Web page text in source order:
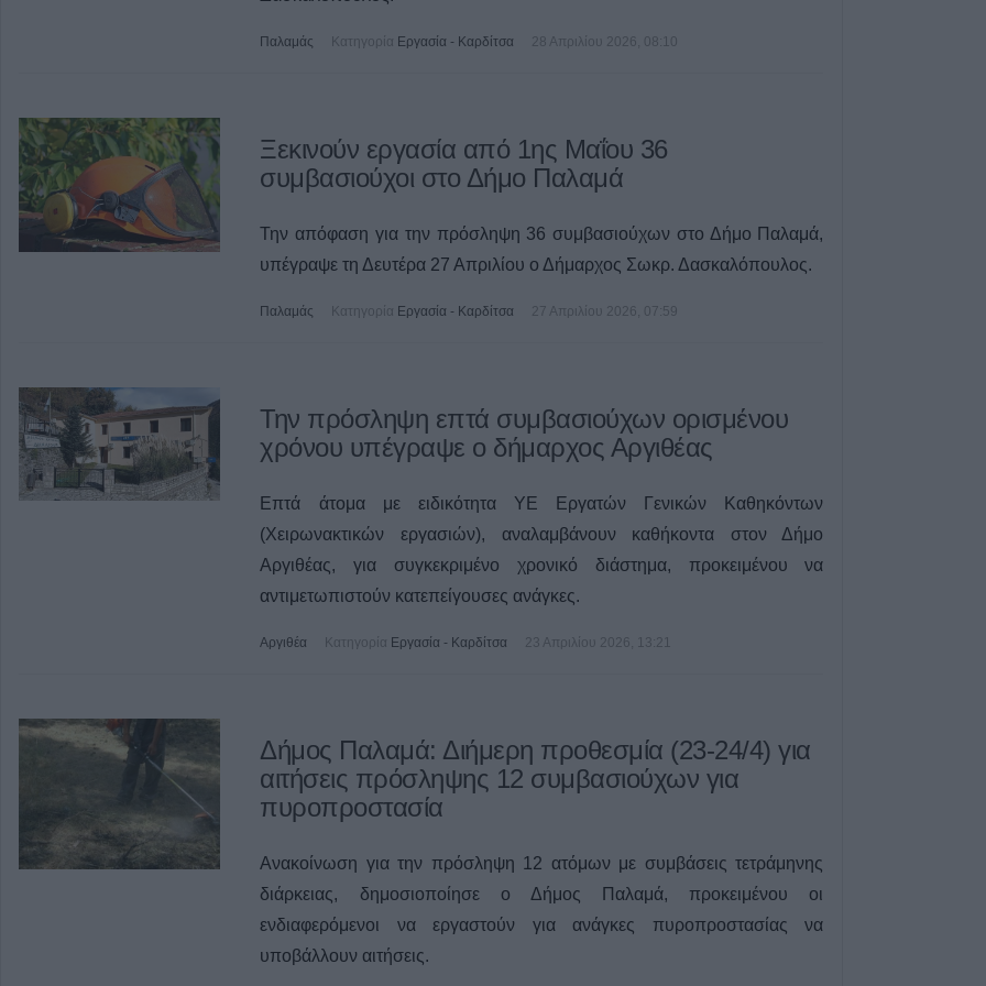
Παλαμάς Κατηγορία Εργασία - Καρδίτσα 28 Απριλίου 2026, 08:10
Ξεκινούν εργασία από 1ης Μαΐου 36
συμβασιούχοι στο Δήμο Παλαμά
Την απόφαση για την πρόσληψη 36 συμβασιούχων στο Δήμο Παλαμά,
υπέγραψε τη Δευτέρα 27 Απριλίου ο Δήμαρχος Σωκρ. Δασκαλόπουλος.
Παλαμάς Κατηγορία Εργασία - Καρδίτσα 27 Απριλίου 2026, 07:59
Την πρόσληψη επτά συμβασιούχων ορισμένου
χρόνου υπέγραψε ο δήμαρχος Αργιθέας
Επτά άτομα με ειδικότητα ΥΕ Εργατών Γενικών Καθηκόντων
(Χειρωνακτικών εργασιών), αναλαμβάνουν καθήκοντα στον Δήμο
Αργιθέας, για συγκεκριμένο χρονικό διάστημα, προκειμένου να
αντιμετωπιστούν κατεπείγουσες ανάγκες.
Αργιθέα Κατηγορία Εργασία - Καρδίτσα 23 Απριλίου 2026, 13:21
Δήμος Παλαμά: Διήμερη προθεσμία (23-24/4) για
αιτήσεις πρόσληψης 12 συμβασιούχων για
πυροπροστασία
Ανακοίνωση για την πρόσληψη 12 ατόμων με συμβάσεις τετράμηνης
διάρκειας, δημοσιοποίησε ο Δήμος Παλαμά, προκειμένου οι
ενδιαφερόμενοι να εργαστούν για ανάγκες πυροπροστασίας να
υποβάλλουν αιτήσεις.